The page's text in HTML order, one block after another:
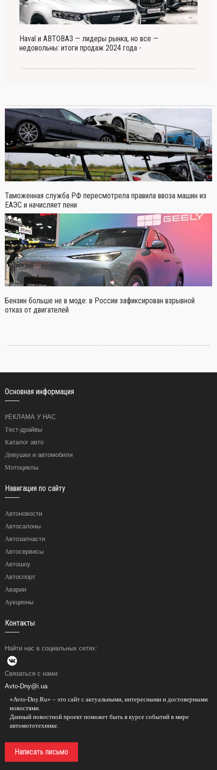
Haval и АВТОВАЗ — лидеры рынка, но все —
недовольны: итоги продаж 2024 года -
Таможенная служба РФ пересмотрела правила ввоза машин из
ЕАЭС и начисляет пени
Бензин больше не в моде: в России зафиксирован взрывной
отказ от двигателей
Основная информация
РЕКЛАМА У НАС
Тест-драйвы
Каталог авто
Девушки и автомобили
Мотоциклы
Навигация по сайту
Автоновости
Автосалоны
Автозапчасти
Автосервисы
Автошоу
Автоспорт
Аварии
Аукционы
Контакты
Найти нас в социальных сетях:
Связаться с нами:
Avto-Dny@i.ua
«Avto-Dny.Ru» – это сайт с актуальными, интересными и достоверными
новостями.
Данный новостной проект поможет быть в курсе событий в мире
автомототехнике.
Написать письмо